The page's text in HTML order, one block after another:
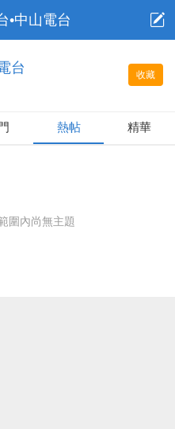
•中山電台
收藏
台
熱帖 精華
圍內尚無主題